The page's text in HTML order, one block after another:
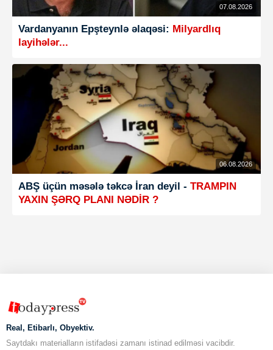
07.08.2026
Vardanyanın Epşteynlə əlaqəsi: Milyardlıq
layihələr...
06.08.2026
ABŞ üçün məsələ təkcə İran deyil - TRAMPIN
YAXIN ŞƏRQ PLANI NƏDİR ?
Real, Etibarlı, Obyektiv.
Saytdakı materialların istifadəsi zamanı istinad edilməsi vacibdir.